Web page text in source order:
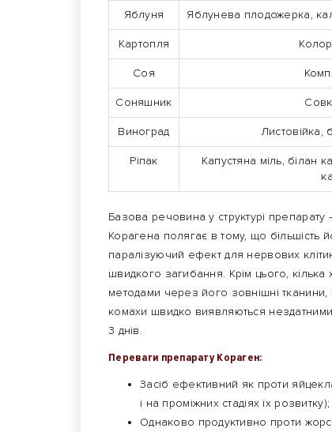
Яблуня Яблунева плодожерка,
Картопля
Соя
Соняшник
Виноград Листовійка,
Ріпак
Капустяна міль, білан
Базова речовина у структурі препарату
Корагена полягає в тому, що більшість
паралізуючий ефект для нервових
швидкого загибання. Крім цього, кілька
методами через його зовнішні тканини,
комахи швидко виявляються
3 днів.
Переваги препарату Кораген:
Засіб ефективний як проти
і на проміжних стадіях їх розвитку);
Однаково продуктивно проти